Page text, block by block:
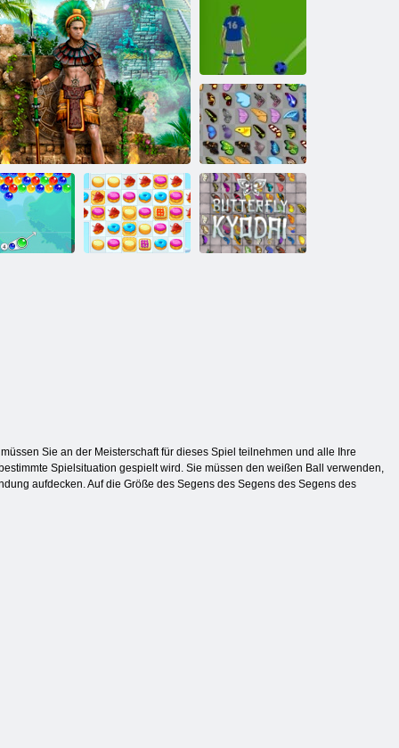
Bubbles: der
Fußball
Schmetterlings
Kyodai
Sie an der Meisterschaft für dieses Spiel teilnehmen und alle Ihre
Spielsituation gespielt wird. Sie müssen den weißen Ball verwenden,
aufdecken. Auf die Größe des Segens des Segens des Segens des